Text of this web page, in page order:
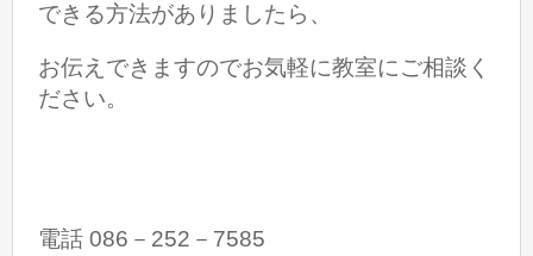
できる方法がありましたら、
お伝えできますのでお気軽に教室にご相談く
ださい。
電話 086－252－7585